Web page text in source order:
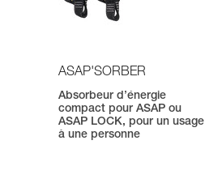
ASAP'SORBER
Absorbeur d’énergie
compact pour ASAP ou
ASAP LOCK, pour un usage
à une personne